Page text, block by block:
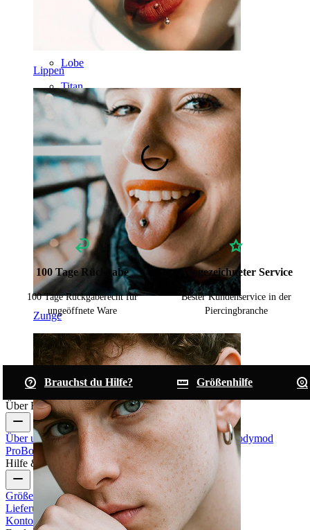
Lippen
Zunge
Werkzeuge
Curved Barbell
Lobe
Titan
100 Tage Rückgabe
100 Tage Rückgaberecht für
ungeöffnete Ware
Ausgezeichneter Service
Bester Kundenservice in der
Piercingbranche
Brauchst du Hilfe?
Größenhilfe
Über Bodymod
Über unsBlogBedingungen & Konditionen KontaktBodymod
ProBodymod CreatorsBodymod Bewertungen
Hilfe & Infos
GrößenhilfeBestellung verfolgenInformationen zur
LieferungRücksendung & Stornierung Zahlung
Konto Bodymod Support